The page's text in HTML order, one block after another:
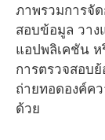
ภาพรวมการจั
สอบข้อมูล วา
แอปพลิเคชัน ห
การตรวจสอบ
ถ่ายทอดองค์ค
ด้วย